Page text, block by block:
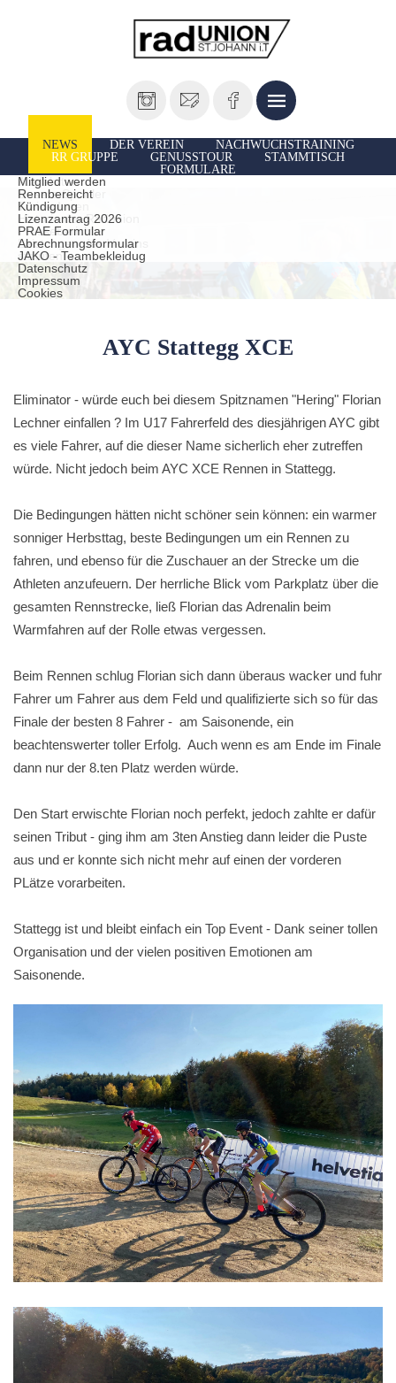
NEWS DER VEREIN
Vorstand
Unsere Sportler
TrainerInnen
Historie der Radunion
Presseberichte
Leistungen des Vereins
statuten
Datenschutz
Impressum
Cookies
NACHWUCHSTRAINING
RR GRUPPE
Ausfahrten
GENUSSTOUR
STAMMTISCH
FORMULARE
Mitglied werden
Rennbereicht
Kündigung
Lizenzantrag 2026
PRAE Formular
Abrechnungsformular
JAKO - Teambekleidug
AYC Stattegg XCE
Eliminator - würde euch bei diesem Spitznamen "Hering" Florian
Lechner einfallen ? Im U17 Fahrerfeld des diesjährigen AYC gibt
es viele Fahrer, auf die dieser Name sicherlich eher zutreffen
würde. Nicht jedoch beim AYC XCE Rennen in Stattegg.
Die Bedingungen hätten nicht schöner sein können: ein warmer
sonniger Herbsttag, beste Bedingungen um ein Rennen zu
fahren, und ebenso für die Zuschauer an der Strecke um die
Athleten anzufeuern. Der herrliche Blick vom Parkplatz über die
gesamten Rennstrecke, ließ Florian das Adrenalin beim
Warmfahren auf der Rolle etwas vergessen.
Beim Rennen schlug Florian sich dann überaus wacker und fuhr
Fahrer um Fahrer aus dem Feld und qualifizierte sich so für das
Finale der besten 8 Fahrer - am Saisonende, ein
beachtenswerter toller Erfolg. Auch wenn es am Ende im Finale
dann nur der 8.ten Platz werden würde.
Den Start erwischte Florian noch perfekt, jedoch zahlte er dafür
seinen Tribut - ging ihm am 3ten Anstieg dann leider die Puste
aus und er konnte sich nicht mehr auf einen der vorderen
PLätze vorarbeiten.
Stattegg ist und bleibt einfach ein Top Event - Dank seiner tollen
Organisation und der vielen positiven Emotionen am
Saisonende.